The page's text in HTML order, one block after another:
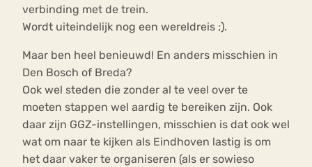
verbinding met de trein.
Wordt uiteindelijk nog een wereldreis ;).
Maar ben heel benieuwd! En anders misschien in
Den Bosch of Breda?
Ook wel steden die zonder al te veel over te
moeten stappen wel aardig te bereiken zijn. Ook
daar zijn GGZ-instellingen, misschien is dat ook wel
wat om naar te kijken als Eindhoven lastig is om
het daar vaker te organiseren (als er sowieso